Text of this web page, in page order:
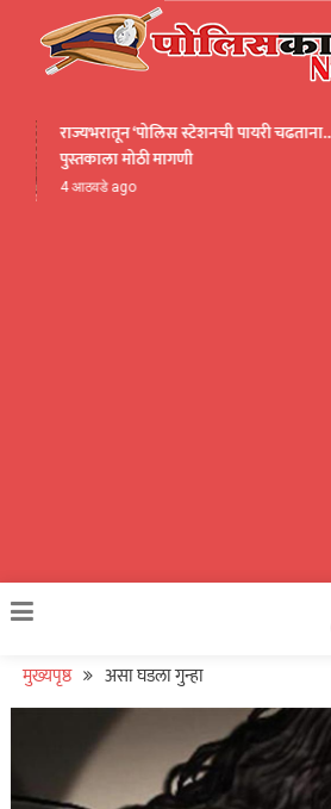
content
राज्यभरातून ‘पोलिस स्टेशनची पायरी चढताना…’ या
पुस्तकाला मोठी मागणी
4 आठवडे ago
मुख्यपृष्ठ असा घडला गुन्हा